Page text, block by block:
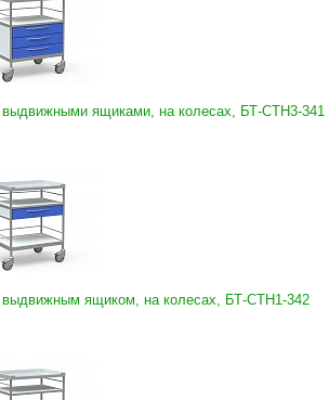
ящиками, на колесах, БТ-СТН3-341
выдвижным ящиком, на колесах, БТ-СТН1-342